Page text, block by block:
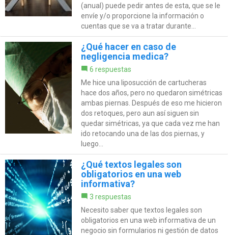
(anual) puede pedir antes de esta, que se le
envíe y/o proporcione la información o
cuentas que se va a tratar durante...
¿Qué hacer en caso de
negligencia medica?
6 respuestas
Me hice una liposucción de cartucheras
hace dos años, pero no quedaron simétricas
ambas piernas. Después de eso me hicieron
dos retoques, pero aun así siguen sin
quedar simétricas, ya que cada vez me han
ido retocando una de las dos piernas, y
luego...
¿Qué textos legales son
obligatorios en una web
informativa?
3 respuestas
Necesito saber que textos legales son
obligatorios en una web informativa de un
negocio sin formularios ni gestión de datos